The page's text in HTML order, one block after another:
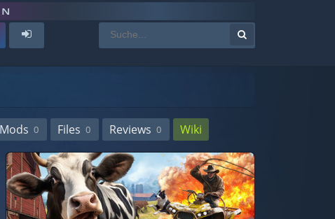
Mods 0 Files 0 Reviews 0 Wiki